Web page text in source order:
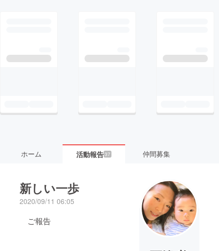
ホーム 活動報告37 仲間募集
新しい一歩
2020/09/11 06:05
ご報告